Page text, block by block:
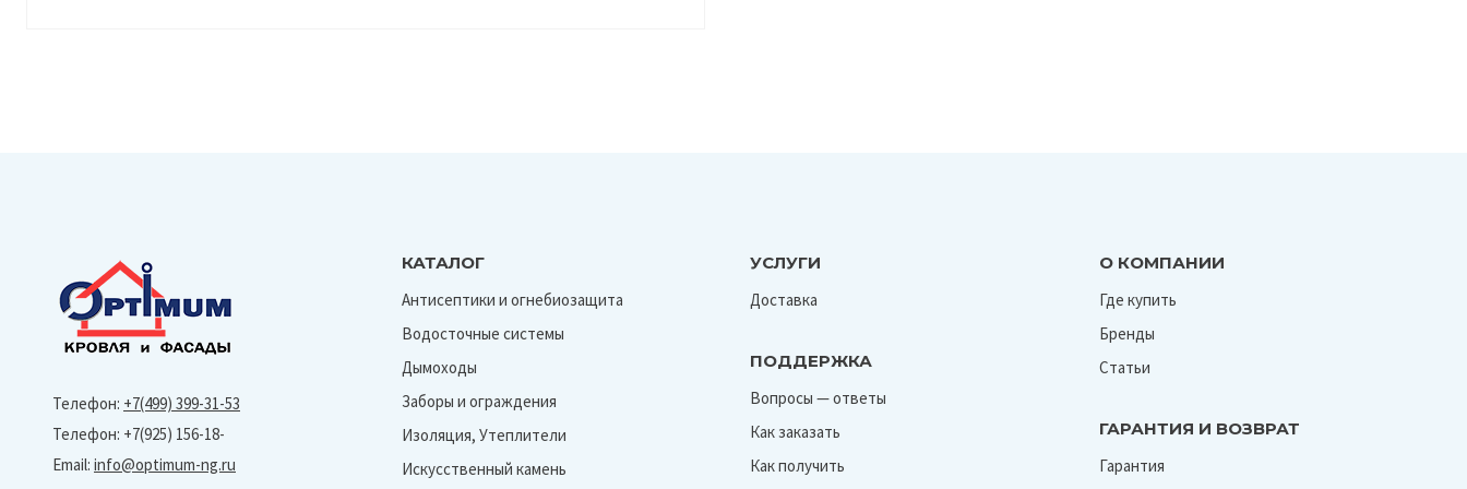
Телефон: +7(499) 399-31-53
Телефон: +7(925) 156-18-
Email: info@optimum-ng.ru
КАТАЛОГ
Антисептики и огнебиозащита
Водосточные системы
Дымоходы
Заборы и ограждения
Изоляция, Утеплители
Искусственный камень
УСЛУГИ
Доставка
ПОДДЕРЖКА
Вопросы — ответы
Как заказать
Как получить
О КОМПАНИИ
Где купить
Бренды
Статьи
ГАРАНТИЯ И ВОЗВРАТ
Гарантия